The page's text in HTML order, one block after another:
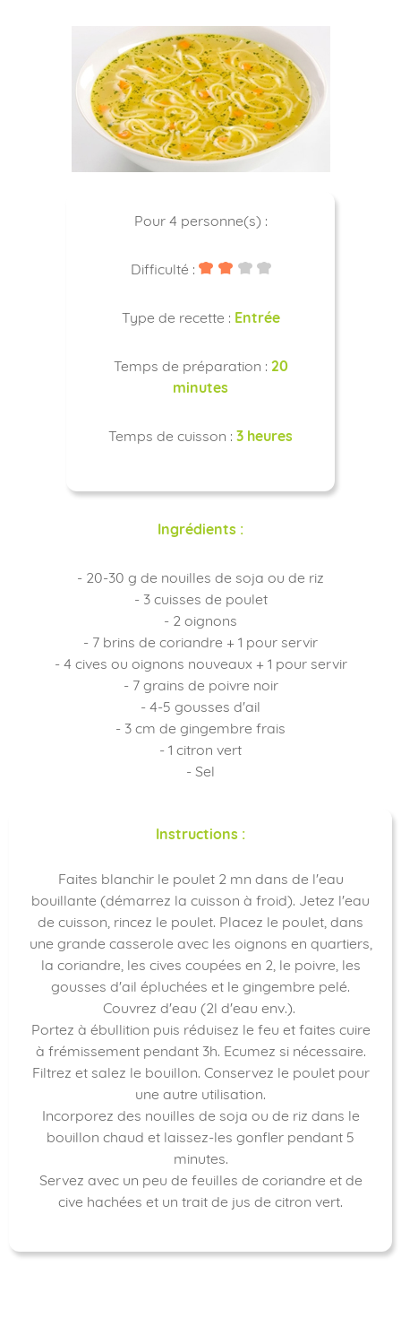
Pour 4 personne(s) :
Difficulté :
Type de recette : Entrée
Temps de préparation : 20
minutes
Temps de cuisson : 3 heures
Ingrédients :
- 20-30 g de nouilles de soja ou de riz
- 3 cuisses de poulet
- 2 oignons
- 7 brins de coriandre + 1 pour servir
- 4 cives ou oignons nouveaux + 1 pour servir
- 7 grains de poivre noir
- 4-5 gousses d'ail
- 3 cm de gingembre frais
- 1 citron vert
- Sel
Instructions :
Faites blanchir le poulet 2 mn dans de l'eau
bouillante (démarrez la cuisson à froid). Jetez l'eau
de cuisson, rincez le poulet. Placez le poulet, dans
une grande casserole avec les oignons en quartiers,
la coriandre, les cives coupées en 2, le poivre, les
gousses d'ail épluchées et le gingembre pelé.
Couvrez d'eau (2l d'eau env.).
Portez à ébullition puis réduisez le feu et faites cuire
à frémissement pendant 3h. Ecumez si nécessaire.
Filtrez et salez le bouillon. Conservez le poulet pour
une autre utilisation.
Incorporez des nouilles de soja ou de riz dans le
bouillon chaud et laissez-les gonfler pendant 5
minutes.
Servez avec un peu de feuilles de coriandre et de
cive hachées et un trait de jus de citron vert.